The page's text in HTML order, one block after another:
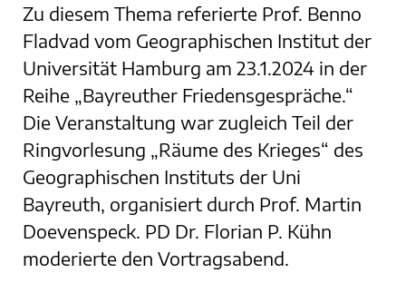
Zu diesem Thema referierte Prof. Benno
Fladvad vom Geographischen Institut der
Universität Hamburg am 23.1.2024 in der
Reihe „Bayreuther Friedensgespräche.“
Die Veranstaltung war zugleich Teil der
Ringvorlesung „Räume des Krieges“ des
Geographischen Instituts der Uni
Bayreuth, organisiert durch Prof. Martin
Doevenspeck. PD Dr. Florian P. Kühn
moderierte den Vortragsabend.